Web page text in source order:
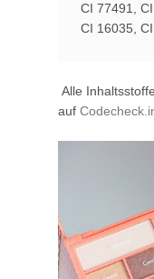
CI 77491,
CI 16035,
Alle
auf